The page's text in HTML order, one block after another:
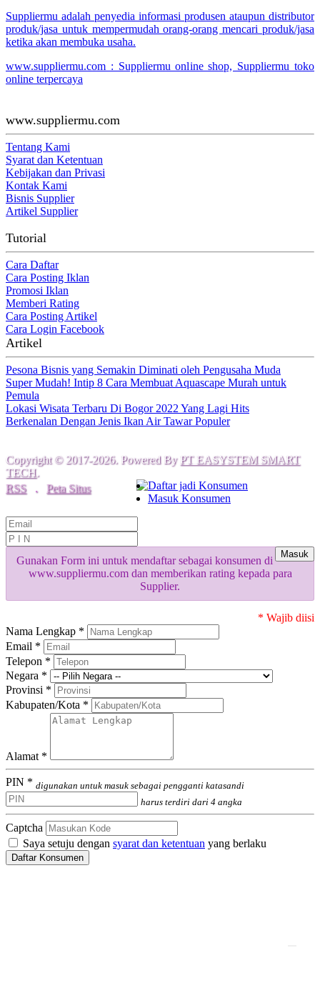
Suppliermu adalah penyedia informasi produsen ataupun distributor
produk/jasa untuk mempermudah orang-orang mencari produk/jasa
ketika akan membuka usaha.
www.suppliermu.com : Suppliermu online shop, Suppliermu toko
online terpercaya
www.suppliermu.com
Tentang Kami
Syarat dan Ketentuan
Kebijakan dan Privasi
Kontak Kami
Bisnis Supplier
Artikel Supplier
Tutorial
Cara Daftar
Cara Posting Iklan
Promosi Iklan
Memberi Rating
Cara Posting Artikel
Cara Login Facebook
Artikel
Pesona Bisnis yang Semakin Diminati oleh Pengusaha Muda
Super Mudah! Intip 8 Cara Membuat Aquascape Murah untuk
Pemula
Lokasi Wisata Terbaru Di Bogor 2022 Yang Lagi Hits
Berkenalan Dengan Jenis Ikan Air Tawar Populer
Copyright © 2017-2026. Powered By PT EASYSTEM SMART
TECH.
RSS
. Peta Situs
Daftar jadi Konsumen
Masuk Konsumen
Masuk
Gunakan Form ini untuk mendaftar sebagai konsumen di
www.suppliermu.com dan memberikan rating kepada para
Supplier.
* Wajib diisi
Nama Lengkap *
Email *
Telepon *
Negara *
Provinsi *
Kabupaten/Kota *
Alamat *
PIN * digunakan untuk masuk sebagai pengganti katasandi
harus terdiri dari 4 angka
Captcha
Saya setuju dengan syarat dan ketentuan yang berlaku
Daftar Konsumen